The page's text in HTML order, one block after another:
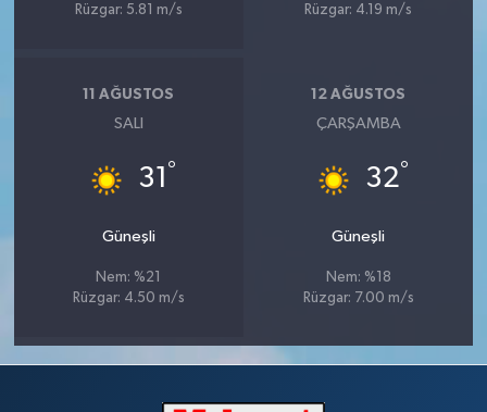
Rüzgar: 5.81 m/s
Rüzgar: 4.19 m/s
11 AĞUSTOS
SALI
31 °
Güneşli
Nem: %21
Rüzgar: 4.50 m/s
12 AĞUSTOS
ÇARŞAMBA
32°
Güneşli
Nem: %18
Rüzgar: 7.00 m/s